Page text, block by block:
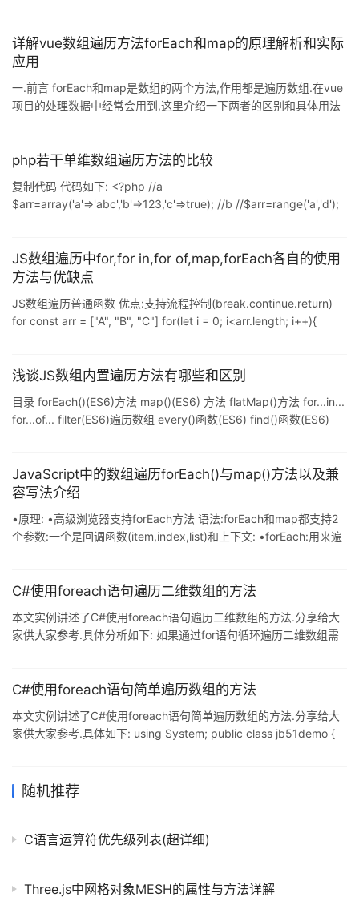
组连for循环都不用自己写了._.each()方法遍历数组非常好用,但是它
的内部实现一点都不难.下面就一起来看看到底是如何实现_
详解vue数组遍历方法forEach和map的原理解析和实际
应用
一.前言 forEach和map是数组的两个方法,作用都是遍历数组.在vue
项目的处理数据中经常会用到,这里介绍一下两者的区别和具体用法
索引), arr(原数组),还有一个可选参数this 匿名函数中的this默认是指
下可改变) 2. forEach (1) 没有返回值. var
php若干单维数组遍历方法的比较
复制代码 代码如下: <?php //a
$arr=array('a'=>'abc','b'=>123,'c'=>true); //b //$arr=range('a','d');
JS数组遍历中for,for in,for of,map,forEach各自的使用
方法与优缺点
JS数组遍历普通函数 优点:支持流程控制(break.continue.return)
for const arr = ["A", "B", "C"] for(let i = 0; i<arr.length; i++){
浅谈JS数组内置遍历方法有哪些和区别
目录 forEach()(ES6)方法 map()(ES6) 方法 flatMap()方法 for...in...
for...of... filter(ES6)遍历数组 every()函数(ES6) find()函数(ES6)
方法里的回调就会执行几次 2. 第一个参数是数组里的元素,第二个
参数为数组里元素的索引
JavaScript中的数组遍历forEach()与map()方法以及兼
容写法介绍
•原理: •高级浏览器支持forEach方法 语法:forEach和map都支持2
个参数:一个是回调函数(item,index,list)和上下文: •forEach:用来遍
•每一次执行匿名函数的时候,还给其传递了三个参数值:数组中的当
有返回值的,仅仅是遍历数组中的每一项,不对原来数组进行
C#使用foreach语句遍历二维数组的方法
本文实例讲述了C#使用foreach语句遍历二维数组的方法.分享给大
家供大家参考.具体分析如下: 如果通过for语句循环遍历二维数组需
static void Main() { int sum = 0; int[,] nums = new int[3,5]; //
C#使用foreach语句简单遍历数组的方法
本文实例讲述了C#使用foreach语句简单遍历数组的方法.分享给大
家供大家参考.具体如下: using System; public class jb51demo {
use foreach to display and su
随机推荐
C语言运算符优先级列表(超详细)
Three.js中网格对象MESH的属性与方法详解